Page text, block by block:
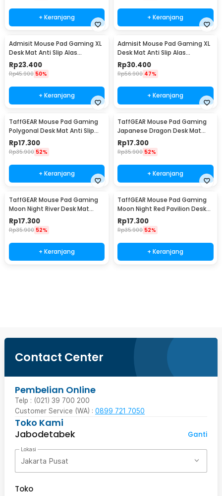
+ Keranjang + Keranjang
Admisit Mouse Pad Gaming XL
Desk Mat Anti Slip Alas
Keyboard Topografi
300x800x3mm - YL-800
Rp23.400
Rp45.900 50%
+ Keranjang
Admisit Mouse Pad Gaming XL
Desk Mat Anti Slip Alas
Keyboard Topografi
400x900x3mm - YL-800
Rp30.400
Rp56.900 47%
+ Keranjang
TaffGEAR Mouse Pad Gaming
Polygonal Desk Mat Anti Slip
600x300x3mm - LM-990
Rp17.300
Rp35.900 52%
+ Keranjang
TaffGEAR Mouse Pad Gaming
Japanese Dragon Desk Mat
300x600x3mm - M35
Rp17.300
Rp35.900 52%
+ Keranjang
TaffGEAR Mouse Pad Gaming
Moon Night River Desk Mat
300x600x3mm - YL-510
Rp17.300
Rp35.900 52%
+ Keranjang
TaffGEAR Mouse Pad Gaming
Moon Night Red Pavilion Desk
Mat 300x600x3mm - YL-515
Rp17.300
Rp35.900 52%
+ Keranjang
Contact Center
Pembelian Online
Telp : (021) 39 700 200
Customer Service (WA) : 0899 721 7050
Toko Kami
Jabodetabek
Ganti
Lokasi
Jakarta Pusat
Toko